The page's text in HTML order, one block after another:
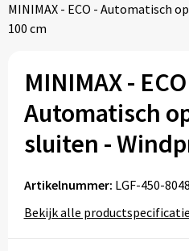
MINIMAX - ECO - Automatisch
100 cm
MINIMAX -
Automatisch
sluiten -
Artikelnummer: LGF-450-8048
Bekijk alle